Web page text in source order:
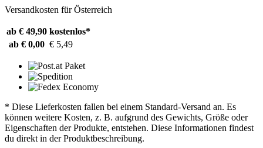
Versandkosten für Österreich
ab € 49,90 kostenlos*
ab € 0,00 € 5,49
* Diese Lieferkosten fallen bei einem Standard-Versand an. Es
können weitere Kosten, z. B. aufgrund des Gewichts, Größe oder
Eigenschaften der Produkte, entstehen. Diese Informationen findest
du direkt in der Produktbeschreibung.